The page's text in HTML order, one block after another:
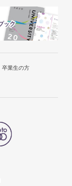
卒業生の方